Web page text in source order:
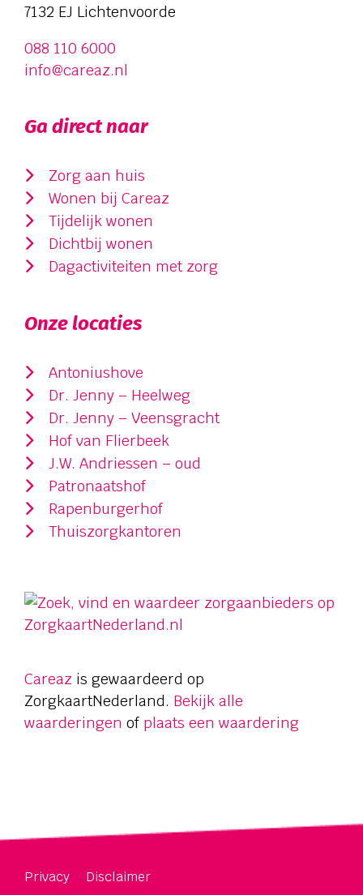
7132 EJ Lichtenvoorde
088 110 6000
info@careaz.nl
Ga direct naar
Zorg aan huis
Wonen bij Careaz
Tijdelijk wonen
Dichtbij wonen
Dagactiviteiten met zorg
Onze locaties
Antoniushove
Dr. Jenny – Heelweg
Dr. Jenny – Veensgracht
Hof van Flierbeek
J.W. Andriessen – oud
Patronaatshof
Rapenburgerhof
Thuiszorgkantoren
Careaz is gewaardeerd op
ZorgkaartNederland. Bekijk alle
waarderingen of plaats een waardering
Privacy Disclaimer